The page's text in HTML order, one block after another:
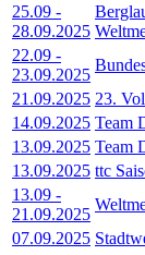
25.09 -
28.09.2025
22.09 -
23.09.2025
21.09.2025 23.
14.09.2025 Team
13.09.2025 Team
13.09.2025 ttc
13.09 -
21.09.2025
07.09.2025